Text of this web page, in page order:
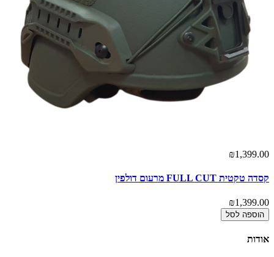
₪1,399.00
קסדה טקטית FULL CUT מרעום דולפין
₪1,399.00
הוספה לסל
אודות